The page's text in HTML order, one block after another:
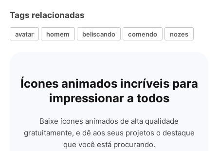
Tags relacionadas
avatar homem beliscando comendo nozes
Ícones animados incríveis para
impressionar a todos
Baixe ícones animados de alta qualidade
gratuitamente, e dê aos seus projetos o destaque
que você está procurando.